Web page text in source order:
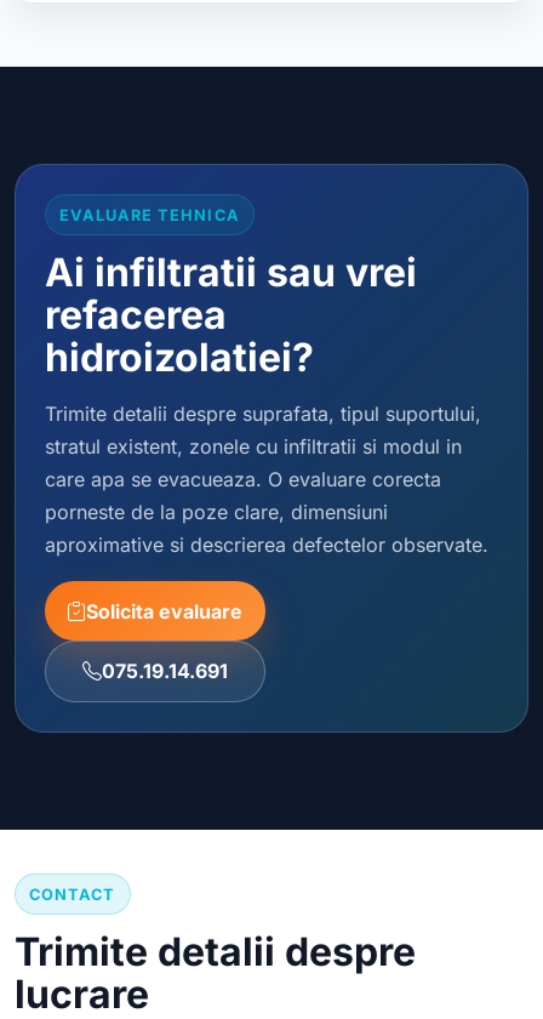
EVALUARE TEHNICA
Ai infiltratii sau vrei
refacerea
hidroizolatiei?
Trimite detalii despre suprafata, tipul suportului,
stratul existent, zonele cu infiltratii si modul in
care apa se evacueaza. O evaluare corecta
porneste de la poze clare, dimensiuni
aproximative si descrierea defectelor observate.
Solicita evaluare
075.19.14.691
CONTACT
Trimite detalii despre
lucrare